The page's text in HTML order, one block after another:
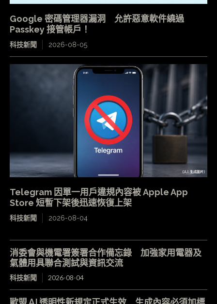
Google 密碼管理器漏洞 允許惡意軟件繞過
Passkey 接管帳戶！
科技新聞 2026-08-05
Telegram 因單一用戶違規內容被 Apple App
Store 短暫下架後迅速恢復上架
科技新聞 2026-08-04
消委會與機電署簽署合作備忘錄 加強家用電器及
氣體用具聯合測試與資訊交流
科技新聞 2026-08-04